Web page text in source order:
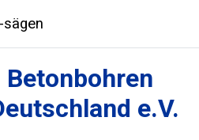
sägen
Betonbohren
e.V.